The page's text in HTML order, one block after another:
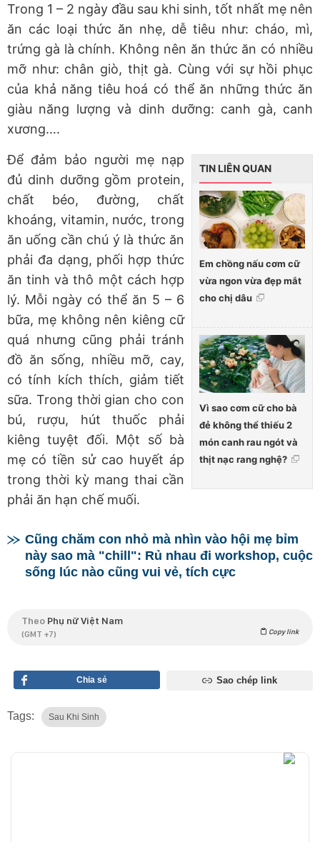
Trong 1 – 2 ngày đầu sau khi sinh, tốt nhất mẹ nên
ăn các loại thức ăn nhẹ, dễ tiêu như: cháo, mì,
trứng gà là chính. Không nên ăn thức ăn có nhiều
mỡ như: chân giò, thịt gà. Cùng với sự hồi phục
của khả năng tiêu hoá có thể ăn những thức ăn
giàu năng lượng và dinh dưỡng: canh gà, canh
xương….
TIN LIÊN QUAN
Em chồng nấu cơm cữ
vừa ngon vừa đẹp mắt
cho chị dâu
Vì sao cơm cữ cho bà
đẻ không thể thiếu 2
món canh rau ngót và
thịt nạc rang nghệ?
Để đảm bảo người mẹ nạp
đủ dinh dưỡng gồm protein,
chất béo, đường, chất
khoáng, vitamin, nước, trong
ăn uống cần chú ý là thức ăn
phải đa dạng, phối hợp thức
ăn tinh và thô một cách hợp
lý. Mỗi ngày có thể ăn 5 – 6
bữa, mẹ không nên kiêng cữ
quá nhưng cũng phải tránh
đồ ăn sống, nhiều mỡ, cay,
có tính kích thích, giảm tiết
sữa. Trong thời gian cho con
bú, rượu, hút thuốc phải
kiêng tuyệt đối. Một số bà
mẹ có tiền sử cao huyết áp
trong thời kỳ mang thai cần
phải ăn hạn chế muối.
Cũng chăm con nhỏ mà nhìn vào hội mẹ bỉm
này sao mà "chill": Rủ nhau đi workshop, cuộc
sống lúc nào cũng vui vẻ, tích cực
Theo Phụ nữ Việt Nam
(GMT +7) Copy link
Chia sẻ Sao chép link
Tags: Sau Khi Sinh